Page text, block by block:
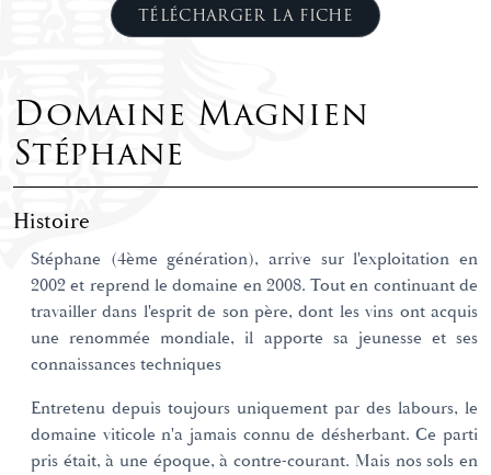
TÉLÉCHARGER LA FICHE
Domaine Magnien
Stéphane
Histoire
Stéphane (4ème génération), arrive sur l'exploitation en
2002 et reprend le domaine en 2008. Tout en continuant de
travailler dans l'esprit de son père, dont les vins ont acquis
une renommée mondiale, il apporte sa jeunesse et ses
connaissances techniques
Entretenu depuis toujours uniquement par des labours, le
domaine viticole n'a jamais connu de désherbant. Ce parti
pris était, à une époque, à contre-courant. Mais nos sols en